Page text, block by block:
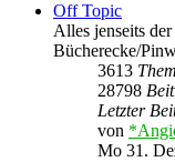
Off Topic
Alles jenseits
Bücherecke/
3613
28798
Letzter
von
Mo 31.